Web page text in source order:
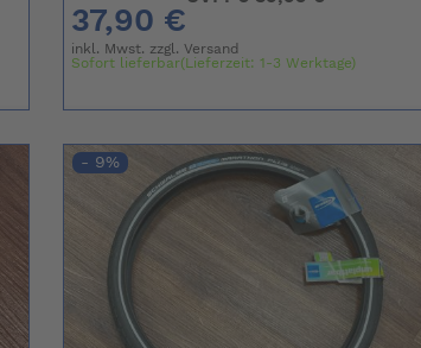
37,90 €
inkl. Mwst. zzgl.Versand
Sofort lieferbar(Lieferzeit: 1-3 Werktage)
- 9%